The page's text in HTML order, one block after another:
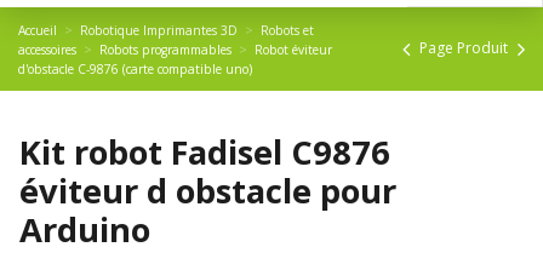
Accueil Robotique Imprimantes 3D
Robots et
accessoires
Robots programmables
Robot éviteur
d'obstacle C-9876 (carte compatible uno)
Page Produit
Kit robot Fadisel C9876
éviteur d obstacle pour
Arduino